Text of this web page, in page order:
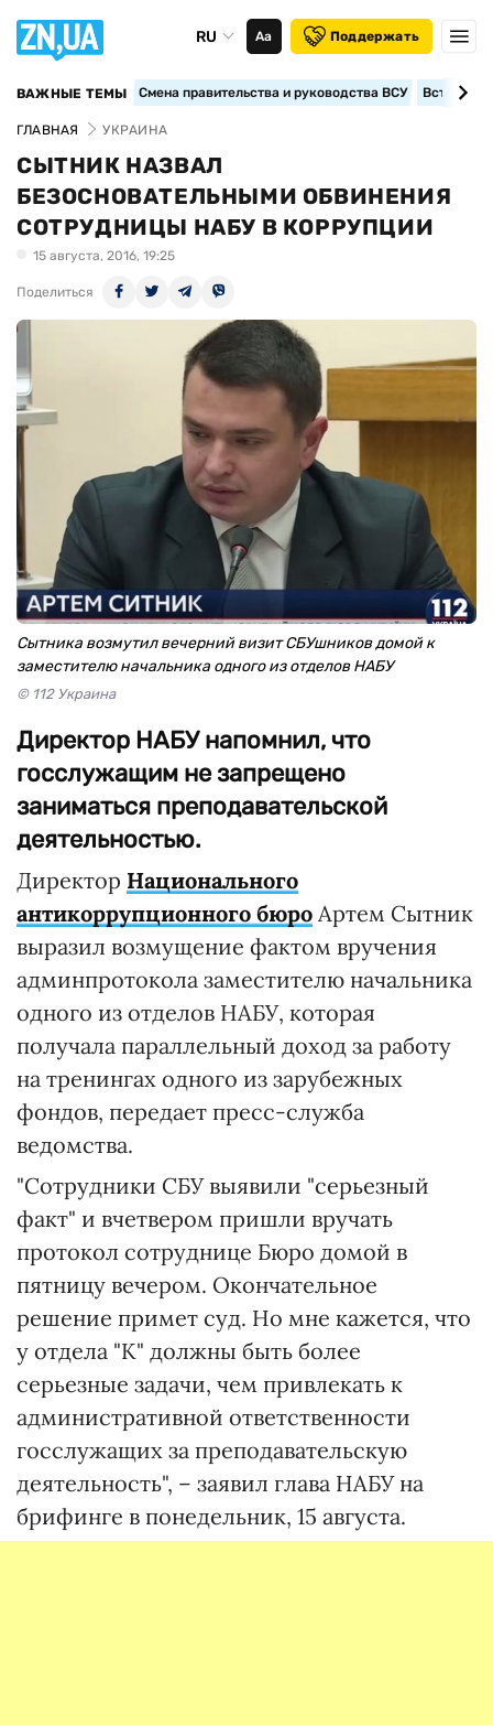
RU Аа Поддержать
ВАЖНЫЕ ТЕМЫ Смена правительства и руководства ВСУ
ГЛАВНАЯ УКРАИНА
СЫТНИК НАЗВАЛ
БЕЗОСНОВАТЕЛЬНЫМИ ОБВИНЕНИЯ
СОТРУДНИЦЫ НАБУ В КОРРУПЦИИ
15 августа, 2016, 19:25
Поделиться
Сытника возмутил вечерний визит СБУшников домой к
заместителю начальника одного из отделов НАБУ
© 112 Украина
Директор НАБУ напомнил, что
госслужащим не запрещено
заниматься преподавательской
деятельностью.
Директор Национального
антикоррупционного бюро Артем Сытник
выразил возмущение фактом вручения
админпротокола заместителю начальника
одного из отделов НАБУ, которая
получала параллельный доход за работу
на тренингах одного из зарубежных
фондов, передает пресс-служба
ведомства.
"Сотрудники СБУ выявили "серьезный
факт" и вчетвером пришли вручать
протокол сотруднице Бюро домой в
пятницу вечером. Окончательное
решение примет суд. Но мне кажется, что
у отдела "К" должны быть более
серьезные задачи, чем привлекать к
административной ответственности
госслужащих за преподавательскую
деятельность", – заявил глава НАБУ на
брифинге в понедельник, 15 августа.